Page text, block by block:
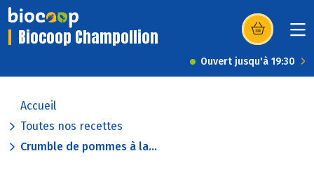
Biocoop Champollion (s’ouvre dans
Ouvert jusqu'à 19:30
Accueil
Toutes nos recettes
Crumble de pommes à la...